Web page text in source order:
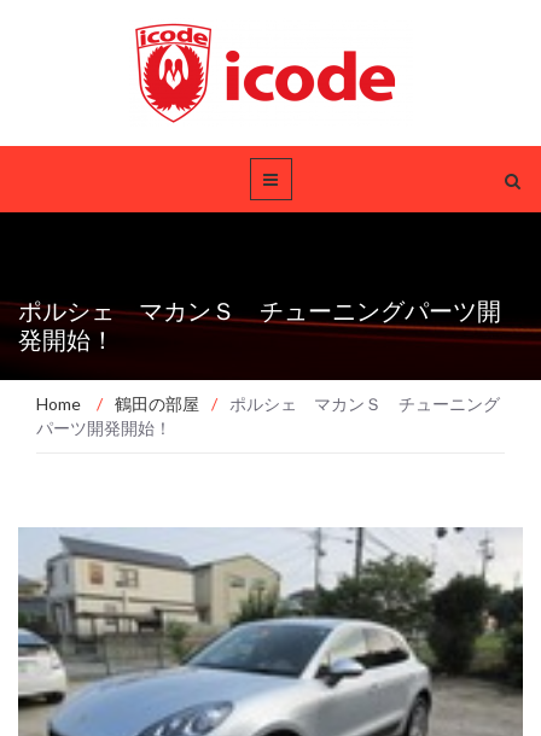
ポルシェ マカンＳ チューニングパーツ開
発開始！
Home / 鶴田の部屋 /
ポルシェ マカンＳ チューニング
パーツ開発開始！